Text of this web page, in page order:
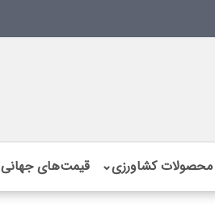
محصولات کشاورزی⌄ قیمت‌های جهانی